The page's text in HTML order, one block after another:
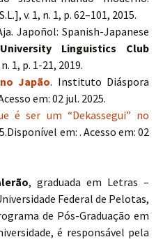
v. 1, n. 1, p. 62–101, 2015.
Japoñol: Spanish-Japanese
Linguistics Club
1, p. 1-21, 2019.
Japão. Instituto Diáspora
em: 02 jul. 2025.
é ser um “Dekassegui” no
em: . Acesso em: 02
, graduada em Letras –
Federal de Pelotas,
de Pós-Graduação em
é responsável pela